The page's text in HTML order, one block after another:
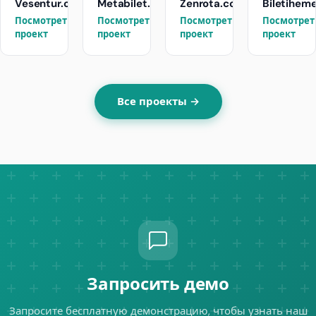
Vesentur.com
Посмотреть
проект
Metabilet.com
Посмотреть
проект
Zenrota.com
Посмотреть
проект
проект
Все проекты →
Запросить демо
Запросите бесплатную демонстрацию, чтобы узнать наш